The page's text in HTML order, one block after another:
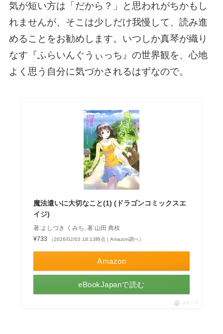
気が短い方は「だから？」と思われがちかもし
れませんが、そこは少しだけ我慢して、読み進
めることをお勧めします。いつしか真琴が織り
なす『ふらいんぐうぃっち』の世界観を、心地
よく思う自分に気づかされるはずなので。
魔法遣いに大切なこと(1) (ドラゴンコミックスエ
イジ)
著:よしづき くみち, 著:山田 典枝
¥733
（2026/02/03 18:13時点 | Amazon調べ）
Amazon
eBookJapanで読む
ポチップ